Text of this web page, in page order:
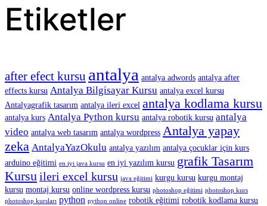
Etiketler
after efect kursu antalya antalya adwords antalya after
effects kursu Antalya Bilgisayar Kursu antalya excel kursu
Antalyagrafik tasarım antalya ileri excel antalya kodlama kursu
antalya kurs Antalya Python kursu antalya robotik kursu antalya
video antalya web tasarım antalya wordpress Antalya yapay
zeka AntalyaYazOkulu antalya yazılım antalya çocuklar için kurs
arduino eğitimi en iyi java kursu en iyi yazılım kursu grafik Tasarım
Kursuileri excel kursu java eğitimi kurgu kursu kurgu montaj
kursu montaj kursu online wordpress kursu photoshop eğitimi photoshop kurs
photoshop kursları python python online robotik eğitimi robotik kodlama kursu